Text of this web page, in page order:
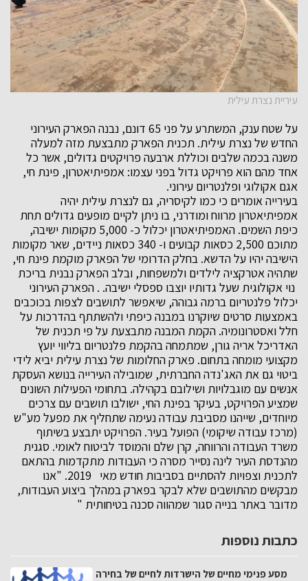
עיריית נצרת עילית
על שטח ענק, המשתרע על פני 65 דונם, נבנה הפארק העירוני
החדש של נצרת עילית. תכנית הפארק מתבצעת מזה למעלה
משנה בכמה שלבים וכוללת ארבעה פרויקטים גדולים, אשר כל
אחד מהם הוא פרויקט גדול בפני עצמו: אמפיתיאטרון, פינת חי,
אגם אקולוגי ופלנטריום עירוני.
בעירייה אומרים כי כמו לקיסריה, גם לנצרת עילית יהיה
אמפיתיאטרון מרווח ומודרני, בו ניתן לקיים מופעים גדולים תחת
כיפת השמים. האמפיתיאטרון יכלול כ- 5,000 מקומות ישיבה,
מתוכם 2,500 כסאות קבועים ו- 340 כסאות ניידים, שאר מקומות
הישיבה יהיו על הדשא. בחלק הדרומי של הפארק מוקמת פינת חי,
שתהיה אטרקציה לילדים ולמשפחות, ובלב הפארק נבנית בריכת
נוי אקולוגית שעל גדותיו יוצבו ספסלי ישיבה. . הפארק העירוני
יכלול פלנטריום ברמה גבוהה, שיאפשר לתושבים לצפות בכוכבים
באמצעות סרטים שיוקרנו במבנה כיפתי ולהשתתף בהדרכות על
חלל ואסטרונומיה. הקמת המבנה מתבצעת על פי תכנית של
האדריכל אריה גורן, שמתמחה בהקמת פלנטריום בליווי יועץ
מקצועי מומחה בתחום. פארק החלומות של נצרת עילית יביא לידי
ביטוי גם את האג'נדה החברתית, שמובילה העירייה בנושא העסקת
אנשים עם מוגבלויות ושילובם בקהילה. בתחומי הפעילות השונים
שמציע הפרויקט, בעיקר בפינת החי, ישולבו תושבים עם צרכים
מיוחדים, שייהנו מסביבת עבודה נעימה שתחליף את מפעל מע"ש
(מרכז עבודה שיקומי) הפועל בעיר. הפרויקט יתבצע בשיתוף
משרד העבודה והרווחה, קרן שלם והמוסד לביטוח לאומי. סגנית
מהנדסת העיר לינה נסייר מסרה כי העבודות מתקדמות בהתאם
לתכנית וצפויות להסתיים בסביבות חודש מאי 2019. "אנו
מבקשים מהתושבים שלא לבקר בפארק במהלך ביצוע העבודות,
מדובר באתר בנייה סגור שמהווה סכנה בטיחותית "
כתבות נוספות
מסע פנימי מחיים של הישרדות לחיים של בחירה